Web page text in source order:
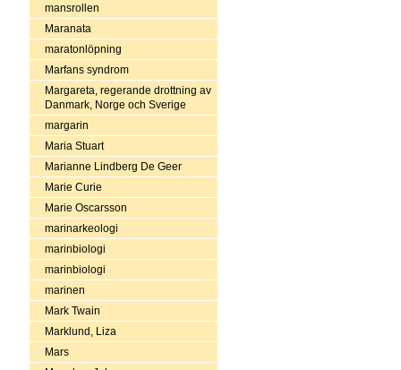
mansrollen
Maranata
maratonlöpning
Marfans syndrom
Margareta, regerande drottning av
Danmark, Norge och Sverige
margarin
Maria Stuart
Marianne Lindberg De Geer
Marie Curie
Marie Oscarsson
marinarkeologi
marinbiologi
marinbiologi
marinen
Mark Twain
Marklund, Liza
Mars